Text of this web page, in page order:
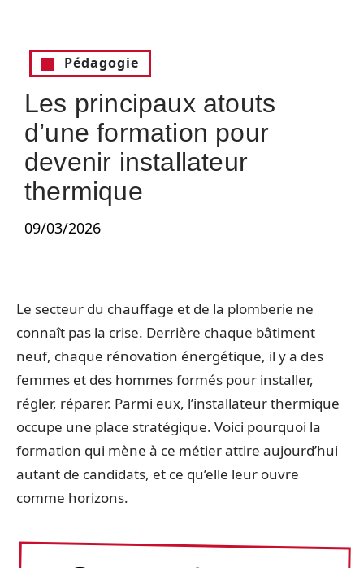
Pédagogie
Les principaux atouts
d’une formation pour
devenir installateur
thermique
09/03/2026
Le secteur du chauffage et de la plomberie ne
connaît pas la crise. Derrière chaque bâtiment
neuf, chaque rénovation énergétique, il y a des
femmes et des hommes formés pour installer,
régler, réparer. Parmi eux, l’installateur thermique
occupe une place stratégique. Voici pourquoi la
formation qui mène à ce métier attire aujourd’hui
autant de candidats, et ce qu’elle leur ouvre
comme horizons.